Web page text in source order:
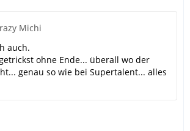
Michi
auch.
ohne Ende... überall wo der
genau so wie bei Supertalent... alles